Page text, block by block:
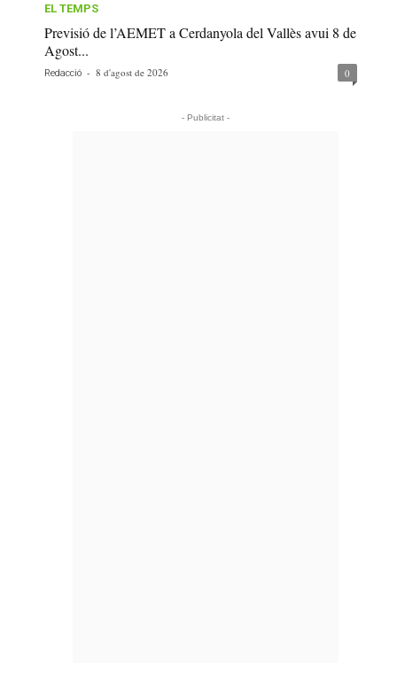
EL TEMPS
Previsió de l’AEMET a Cerdanyola del Vallès avui 8 de
Agost...
Redacció - 8 d'agost de 2026 0
- Publicitat -